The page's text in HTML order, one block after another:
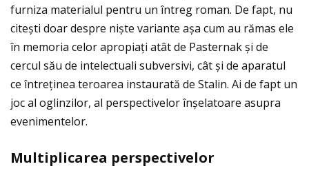
furniza materialul pentru un întreg roman. De fapt, nu
citești doar despre niște variante așa cum au rămas ele
în memoria celor apropiaţi atât de Pasternak și de
cercul său de intelectuali subversivi, cât și de aparatul
ce întreţinea teroarea instaurată de Stalin. Ai de fapt un
joc al oglinzilor, al perspectivelor înșelatoare asupra
evenimentelor.
Multiplicarea perspectivelor